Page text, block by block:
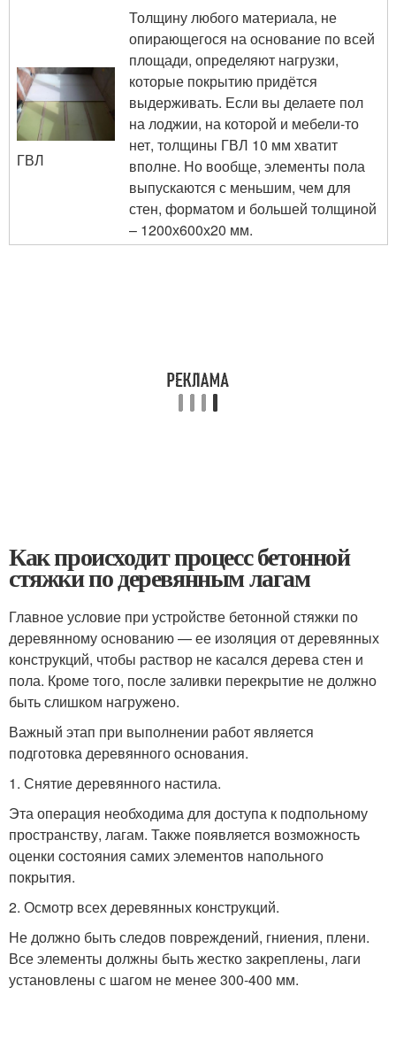
ГВЛ
Толщину любого материала, не
опирающегося на основание по всей
площади, определяют нагрузки,
которые покрытию придётся
выдерживать. Если вы делаете пол
на лоджии, на которой и мебели-то
нет, толщины ГВЛ 10 мм хватит
вполне. Но вообще, элементы пола
выпускаются с меньшим, чем для
стен, форматом и большей толщиной
– 1200х600х20 мм.
Как происходит процесс бетонной
стяжки по деревянным лагам
Главное условие при устройстве бетонной стяжки по
деревянному основанию — ее изоляция от деревянных
конструкций, чтобы раствор не касался дерева стен и
пола. Кроме того, после заливки перекрытие не должно
быть слишком нагружено.
Важный этап при выполнении работ является
подготовка деревянного основания.
1. Снятие деревянного настила.
Эта операция необходима для доступа к подпольному
пространству, лагам. Также появляется возможность
оценки состояния самих элементов напольного
покрытия.
2. Осмотр всех деревянных конструкций.
Не должно быть следов повреждений, гниения, плени.
Все элементы должны быть жестко закреплены, лаги
установлены с шагом не менее 300-400 мм.